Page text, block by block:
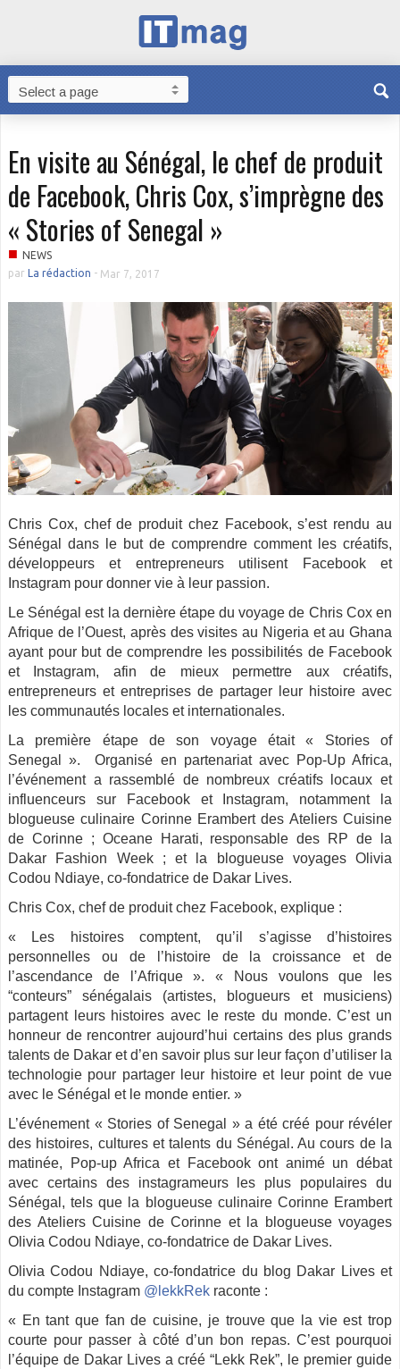
En visite au Sénégal, le chef de produit
de Facebook, Chris Cox, s’imprègne des
« Stories of Senegal »
■ NEWS
par La rédaction - Mar 7, 2017
Chris Cox, chef de produit chez Facebook, s’est rendu au
Sénégal dans le but de comprendre comment les créatifs,
développeurs et entrepreneurs utilisent Facebook et
Instagram pour donner vie à leur passion.
Le Sénégal est la dernière étape du voyage de Chris Cox en
Afrique de l’Ouest, après des visites au Nigeria et au Ghana
ayant pour but de comprendre les possibilités de Facebook
et Instagram, afin de mieux permettre aux créatifs,
entrepreneurs et entreprises de partager leur histoire avec
les communautés locales et internationales.
La première étape de son voyage était « Stories of
Senegal ». Organisé en partenariat avec Pop-Up Africa,
l’événement a rassemblé de nombreux créatifs locaux et
influenceurs sur Facebook et Instagram, notamment la
blogueuse culinaire Corinne Erambert des Ateliers Cuisine
de Corinne ; Oceane Harati, responsable des RP de la
Dakar Fashion Week ; et la blogueuse voyages Olivia
Codou Ndiaye, co-fondatrice de Dakar Lives.
Chris Cox, chef de produit chez Facebook, explique :
« Les histoires comptent, qu’il s’agisse d’histoires
personnelles ou de l’histoire de la croissance et de
l’ascendance de l’Afrique ». « Nous voulons que les
“conteurs” sénégalais (artistes, blogueurs et musiciens)
partagent leurs histoires avec le reste du monde. C’est un
honneur de rencontrer aujourd’hui certains des plus grands
talents de Dakar et d’en savoir plus sur leur façon d’utiliser la
technologie pour partager leur histoire et leur point de vue
avec le Sénégal et le monde entier. »
L’événement « Stories of Senegal » a été créé pour révéler
des histoires, cultures et talents du Sénégal. Au cours de la
matinée, Pop-up Africa et Facebook ont animé un débat
avec certains des instagrameurs les plus populaires du
Sénégal, tels que la blogueuse culinaire Corinne Erambert
des Ateliers Cuisine de Corinne et la blogueuse voyages
Olivia Codou Ndiaye, co-fondatrice de Dakar Lives.
Olivia Codou Ndiaye, co-fondatrice du blog Dakar Lives et
du compte Instagram @lekkRek raconte :
« En tant que fan de cuisine, je trouve que la vie est trop
courte pour passer à côté d’un bon repas. C’est pourquoi
l’équipe de Dakar Lives a créé “Lekk Rek”, le premier guide